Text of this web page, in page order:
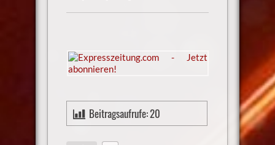
Beitragsaufrufe:20